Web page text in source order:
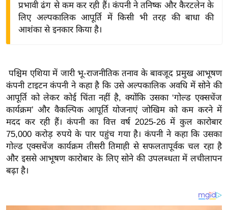
ष
ज्ञ
रा
य
ब
ज
ट
खे
प्रभावी ढंग से कम कर रही हैं। कंपनी ने तनिष्क और कैरटलेन के
लिए अल्पकालिक आपूर्ति में किसी भी तरह की बाधा की
आशंका से इनकार किया है।
पश्चिम एशिया में जारी भू-राजनीतिक तनाव के बावजूद प्रमुख आभूषण
कंपनी टाइटन कंपनी ने कहा है कि उसे अल्पकालिक अवधि में सोने की
आपूर्ति को लेकर कोई चिंता नहीं है, क्योंकि उसका ‘गोल्ड एक्सचेंज
कार्यक्रम’ और वैकल्पिक आपूर्ति योजनाएं जोखिम को कम करने में
मदद कर रही हैं। कंपनी का वित्त वर्ष 2025-26 में कुल कारोबार
75,000 करोड़ रुपये के पार पहुंच गया है। कंपनी ने कहा कि उसका
गोल्ड एक्सचेंज कार्यक्रम तीसरी तिमाही से सफलतापूर्वक चल रहा है
और इससे आभूषण कारोबार के लिए सोने की उपलब्धता में लचीलापन
बढ़ा है।